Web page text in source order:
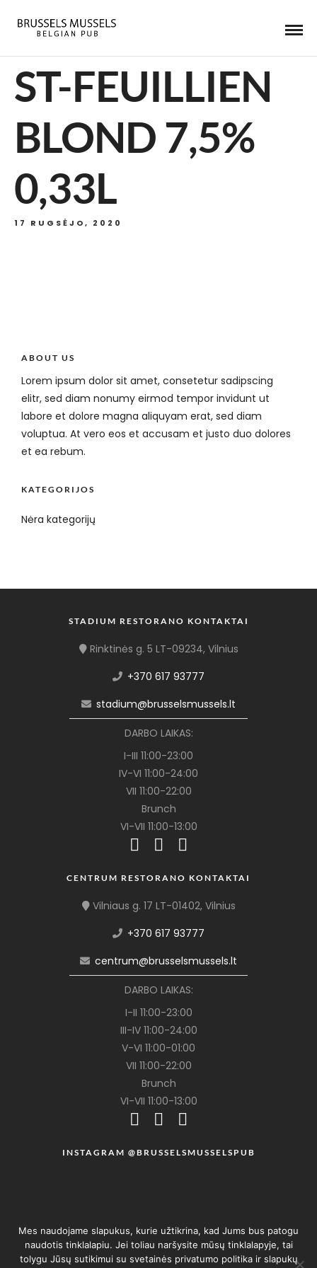
ST-FEUILLIEN
BLOND 7,5%
0,33L
17 RUGSĖJO, 2020
ABOUT US
Lorem ipsum dolor sit amet, consetetur sadipscing
elitr, sed diam nonumy eirmod tempor invidunt ut
labore et dolore magna aliquyam erat, sed diam
voluptua. At vero eos et accusam et justo duo dolores
et ea rebum.
KATEGORIJOS
Nėra kategorijų
STADIUM RESTORANO KONTAKTAI
Rinktinės g. 5 LT-09234, Vilnius
+370 617 93777
stadium@brusselsmussels.lt
DARBO LAIKAS:
I-III 11:00-23:00
IV-VI 11:00-24:00
VII 11:00-22:00
Brunch
VI-VII 11:00-13:00
CENTRUM RESTORANO KONTAKTAI
Vilniaus g. 17 LT-01402, Vilnius
+370 617 93777
centrum@brusselsmussels.lt
DARBO LAIKAS:
I-II 11:00-23:00
III-IV 11:00-24:00
V-VI 11:00-01:00
VII 11:00-22:00
Brunch
VI-VII 11:00-13:00
INSTAGRAM @BRUSSELSMUSSELSPUB
Mes naudojame slapukus, kurie užtikrina, kad Jums bus patogu
naudotis tinklalapiu. Jei toliau naršysite mūsų tinklalapyje, tai
tolygu Jūsų sutikimui su svetainės privatumo politika ir slapukų